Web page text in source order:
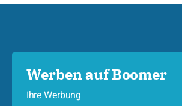
Werben auf Boomer
Ihre Werbung